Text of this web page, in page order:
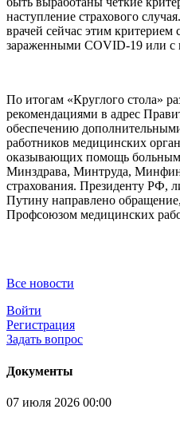
наступление страхового
врачей сейчас этим критерием
зараженными COVID-19 или с
По итогам «Круглого стола»
рекомендациями в адрес
обеспечению
работников медицинских
оказывающих помощь больным
Минздрава, Минтруда,
страхования. Президенту
Путину направлено
Профсоюзом медицинских
Все новости
Войти
Регистрация
Задать вопрос
Документы
07 июля 2026 00:00